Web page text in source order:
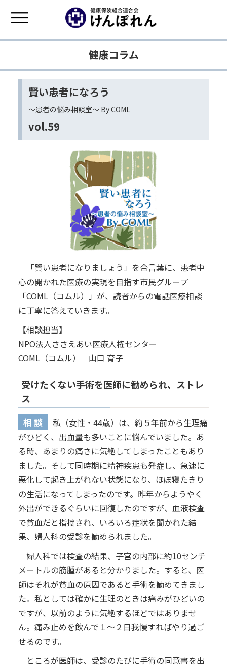
健康コラム
賢い患者になろう
〜患者の悩み相談室〜 By COML
vol.59
「賢い患者になりましょう」を合言葉に、患者中
心の開かれた医療の実現を目指す市民グループ
「COML（コムル）」が、読者からの電話医療相談
に丁寧に答えていきます。
【相談担当】
NPO法人ささえあい医療人権センター
COML（コムル） 山口 育子
受けたくない手術を医師に勧められ、ストレ
ス
相 談
私（女性・44歳）は、約５年前から生理痛
がひどく、出血量も多いことに悩んでいました。あ
る時、あまりの痛さに気絶してしまったこともあり
ました。そして同時期に精神疾患も発症し、急速に
悪化して起き上がれない状態になり、ほぼ寝たきり
の生活になってしまったのです。昨年からようやく
外出ができるぐらいに回復したのですが、血液検査
で貧血だと指摘され、いろいろ症状を聞かれた結
果、婦人科の受診を勧められました。
婦人科では検査の結果、子宮の内部に約10センチ
メートルの筋腫があると分かりました。すると、医
師はそれが貧血の原因であると手術を勧めてきまし
た。私としては確かに生理のときは痛みがひどいの
ですが、以前のように気絶するほどではありませ
ん。痛み止めを飲んで１～２日我慢すればやり過ご
せるのです。
ところが医師は、受診のたびに手術の同意書を出